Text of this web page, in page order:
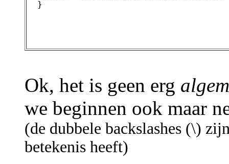
Ok, het is geen erg
we beginnen ook maar
(de dubbele backslashes (\)
betekenis heeft)